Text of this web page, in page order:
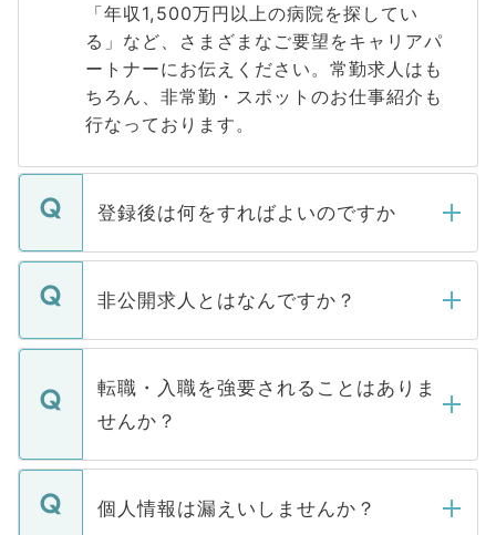
「年収1,500万円以上の病院を探してい
る」など、さまざまなご要望をキャリアパ
ートナーにお伝えください。常勤求人はも
ちろん、非常勤・スポットのお仕事紹介も
行なっております。
登録後は何をすればよいのですか
ご登録いただきましたら、弊社担当者がご
登録内容を確認し、その後メールもしくは
ます。通常、5営業日以内にはご連絡をせて
いただきますので、しばらくお待ちくださ
い。
非公開求人とはなんですか？
マイナビDOCTORで取り扱っている求人の
うち約3割は、Webサイトからご覧いただ
けない「非公開求人」です。非公開求人は
下記の理由によって、一般には公開してい
ません。
■応募殺到を避けるため 人気のある医療機
転職・入職を強要されることはありま
せんか？
転職・入職を強要することは一切ありませ
ん。また、仮に応募先から内定をいただい
個人情報は漏えいしませんか？